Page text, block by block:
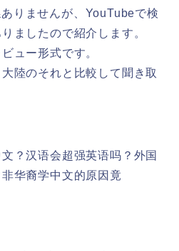
りませんが、YouTubeで検
ましたので紹介します。
ュー形式です。
陸のそれと比較して聞き取
？汉语会超强英语吗？外国
华裔学中文的原因竟